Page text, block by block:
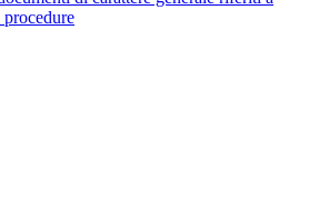
procedure